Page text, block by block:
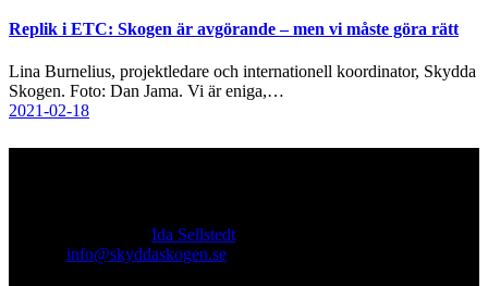
Replik i ETC: Skogen är avgörande – men vi måste göra rätt
Lina Burnelius, projektledare och internationell koordinator, Skydda
Skogen. Foto: Dan Jama. Vi är eniga,…
2021-02-18
Ida Sellstedt
info@skyddaskogen.se